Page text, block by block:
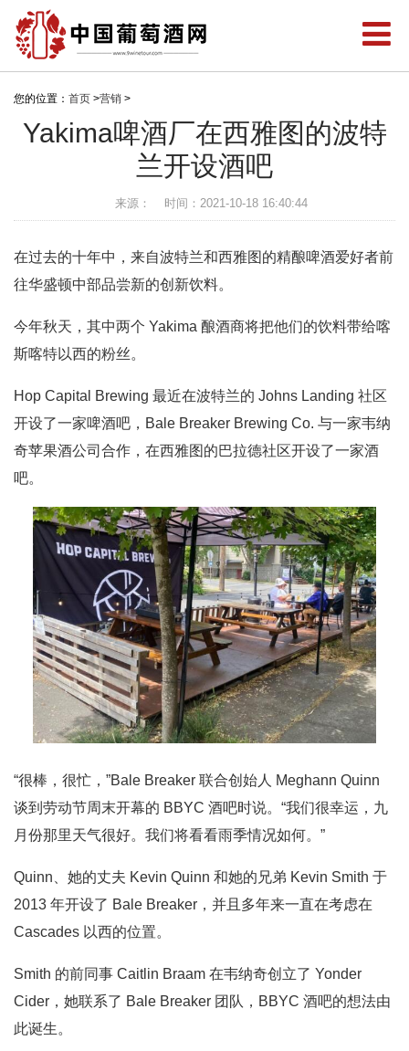
您的位置： 首页 >营销 >
Yakima啤酒厂在西雅图的波特
兰开设酒吧
来源： 时间：2021-10-18 16:40:44
在过去的十年中，来自波特兰和西雅图的精酿啤酒爱好者前
往华盛顿中部品尝新的创新饮料。
今年秋天，其中两个 Yakima 酿酒商将把他们的饮料带给喀
斯喀特以西的粉丝。
Hop Capital Brewing 最近在波特兰的 Johns Landing 社区
开设了一家啤酒吧，Bale Breaker Brewing Co. 与一家韦纳
奇苹果酒公司合作，在西雅图的巴拉德社区开设了一家酒
吧。
“很棒，很忙，”Bale Breaker 联合创始人 Meghann Quinn
谈到劳动节周末开幕的 BBYC 酒吧时说。“我们很幸运，九
月份那里天气很好。我们将看看雨季情况如何。”
Quinn、她的丈夫 Kevin Quinn 和她的兄弟 Kevin Smith 于
2013 年开设了 Bale Breaker，并且多年来一直在考虑在
Cascades 以西的位置。
Smith 的前同事 Caitlin Braam 在韦纳奇创立了 Yonder
Cider，她联系了 Bale Breaker 团队，BBYC 酒吧的想法由
此诞生。